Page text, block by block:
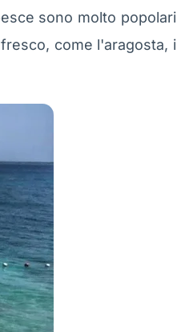
sono molto popolari
come l'aragosta, i